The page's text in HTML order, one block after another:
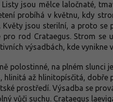
jsou mělce laločnaté,
probíhá v květnu, kdy
jsou sterilní, a proto se
rod Crataegus. Strom se
výsadbách, kde vynikne
polostinné, na plném slunci
hlinitá až hlinitopísčitá, dobře
prostředí. Výsadba se
vůči suchu. Crataegus